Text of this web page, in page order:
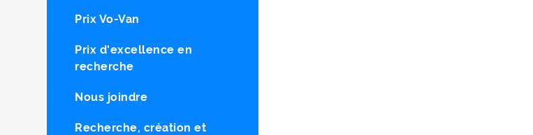
Prix Vo-Van
Prix d'excellence en
recherche
Nous joindre
Recherche, création et